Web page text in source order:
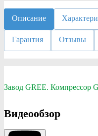
Описание
Гарантия Отзывы
Завод GREE. Компрессор
Видеообзор